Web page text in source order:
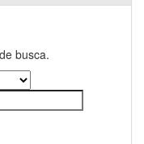
busca.